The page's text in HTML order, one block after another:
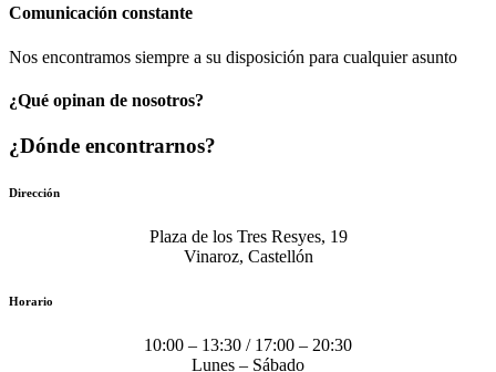
Comunicación​ constante
Nos encontramos siempre a su disposición para cualquier asunto
¿Qué opinan de nosotros?
¿Dónde encontrarnos?
Dirección
Plaza de los Tres Resyes, 19
Vinaroz, Castellón
Horario
10:00 – 13:30 / 17:00 – 20:30
Lunes – Sábado